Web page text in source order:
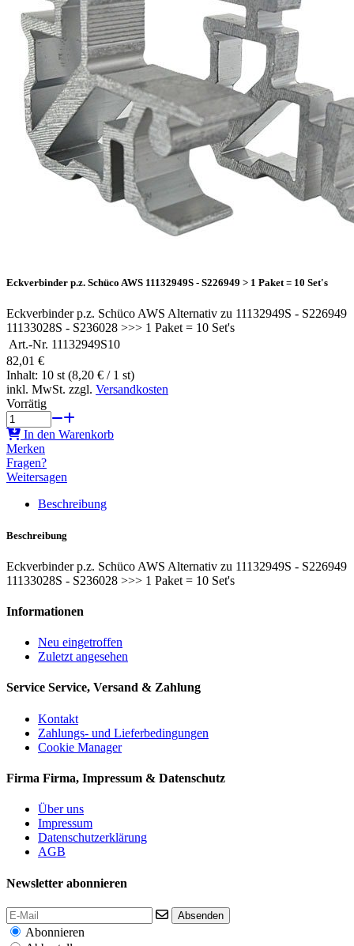
Eckverbinder p.z. Schüco AWS 11132949S - S226949 > 1 Paket = 10 Set's
Eckverbinder p.z. Schüco AWS Alternativ zu 11132949S - S226949
11133028S - S236028 >>> 1 Paket = 10 Set's
Art.-Nr. 11132949S10
82,01 €
Inhalt: 10 st (8,20 € / 1 st)
inkl. MwSt. zzgl. Versandkosten
Vorrätig
In den Warenkorb
Merken
Fragen?
Weitersagen
Beschreibung
Beschreibung
Eckverbinder p.z. Schüco AWS Alternativ zu 11132949S - S226949
11133028S - S236028 >>> 1 Paket = 10 Set's
Informationen
Neu eingetroffen
Zuletzt angesehen
Service Service, Versand & Zahlung
Kontakt
Zahlungs- und Lieferbedingungen
Cookie Manager
Firma Firma, Impressum & Datenschutz
Über uns
Impressum
Datenschutzerklärung
AGB
Newsletter abonnieren
Absenden
Abonnieren